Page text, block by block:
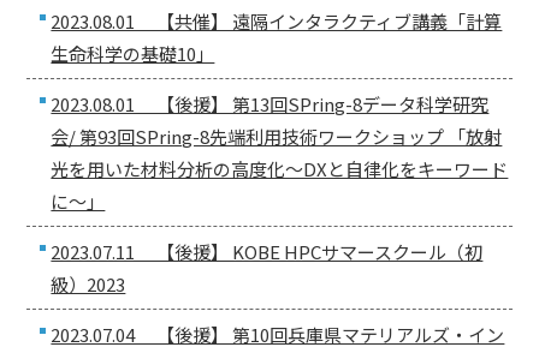
2023.08.01 【共催】 遠隔インタラクティブ講義「計算
生命科学の基礎10」
2023.08.01 【後援】 第13回SPring-8データ科学研究
会/ 第93回SPring-8先端利用技術ワークショップ 「放射
光を用いた材料分析の高度化～DXと自律化をキーワード
に～」
2023.07.11 【後援】 KOBE HPCサマースクール（初
級）2023
2023.07.04 【後援】 第10回兵庫県マテリアルズ・イン